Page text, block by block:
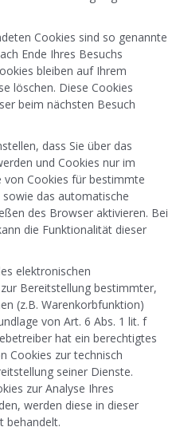
Cookies sind so genannte
Ende Ihres Besuchs
bleiben auf Ihrem
löschen. Diese Cookies
beim nächsten Besuch
dass Sie über das
und Cookies nur im
von Cookies für bestimmte
das automatische
des Browser aktivieren. Bei
die Funktionalität dieser
elektronischen
Bereitstellung bestimmter,
(z.B. Warenkorbfunktion)
von Art. 6 Abs. 1 lit. f
hat ein berechtigtes
Cookies zur technisch
seiner Dienste.
zur Analyse Ihres
werden diese in dieser
behandelt.